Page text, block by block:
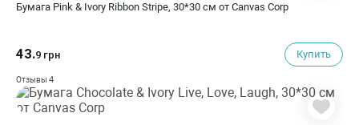
Бумага Pink & Ivory Ribbon Stripe, 30*30 см от Canvas Corp
43.9 грн Купить
Отзывы 4